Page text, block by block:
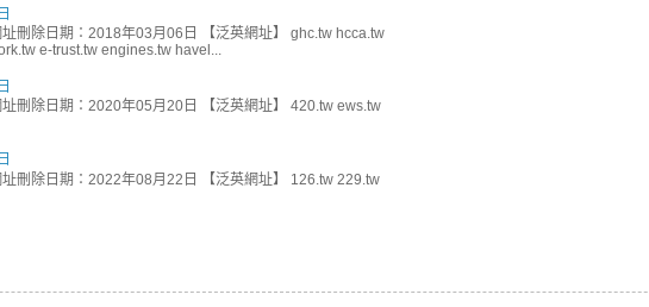
刪除日期：2018年03月06日 【泛英網址】 ghc.tw hcca.tw
e-trust.tw engines.tw havel...
刪除日期：2020年05月20日 【泛英網址】 420.tw ews.tw
刪除日期：2022年08月22日 【泛英網址】 126.tw 229.tw